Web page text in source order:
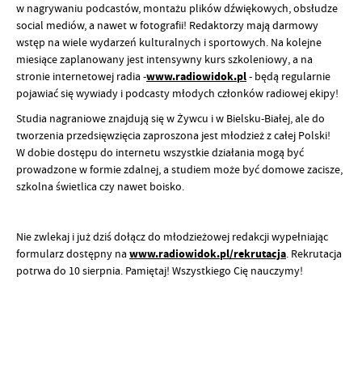
w nagrywaniu podcastów, montażu plików dźwiękowych, obsłudze
social mediów, a nawet w fotografii! Redaktorzy mają darmowy
wstęp na wiele wydarzeń kulturalnych i sportowych. Na kolejne
miesiące zaplanowany jest intensywny kurs szkoleniowy, a na
stronie internetowej radia -www.radiowidok.pl- będą regularnie
pojawiać się wywiady i podcasty młodych członków radiowej ekipy!
Studia nagraniowe znajdują się w Żywcu i w Bielsku-Białej, ale do
tworzenia przedsięwzięcia zaproszona jest młodzież z całej Polski!
W dobie dostępu do internetu wszystkie działania mogą być
prowadzone w formie zdalnej, a studiem może być domowe zacisze,
szkolna świetlica czy nawet boisko.
Nie zwlekaj i już dziś dołącz do młodzieżowej redakcji wypełniając
formularz dostępny na www.radiowidok.pl/rekrutacja. Rekrutacja
potrwa do 10 sierpnia. Pamiętaj! Wszystkiego Cię nauczymy!